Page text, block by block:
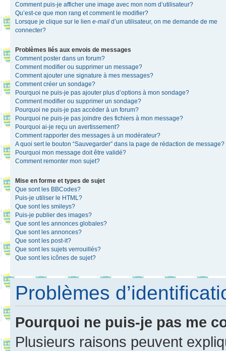
Comment puis-je afficher une image avec mon nom d’utilisateur?
Qu’est-ce que mon rang et comment le modifier?
Lorsque je clique sur le lien e-mail d’un utilisateur, on me demande de me
connecter?
Problèmes liés aux envois de messages
Comment poster dans un forum?
Comment modifier ou supprimer un message?
Comment ajouter une signature à mes messages?
Comment créer un sondage?
Pourquoi ne puis-je pas ajouter plus d’options à mon sondage?
Comment modifier ou supprimer un sondage?
Pourquoi ne puis-je pas accéder à un forum?
Pourquoi ne puis-je pas joindre des fichiers à mon message?
Pourquoi ai-je reçu un avertissement?
Comment rapporter des messages à un modérateur?
A quoi sert le bouton “Sauvegarder” dans la page de rédaction de message?
Pourquoi mon message doit être validé?
Comment remonter mon sujet?
Mise en forme et types de sujet
Que sont les BBCodes?
Puis-je utiliser le HTML?
Que sont les smileys?
Puis-je publier des images?
Que sont les annonces globales?
Que sont les annonces?
Que sont les post-it?
Que sont les sujets verrouillés?
Que sont les icônes de sujet?
Problèmes
Pourquoi ne puis-je pas me
Plusieurs raisons peuvent